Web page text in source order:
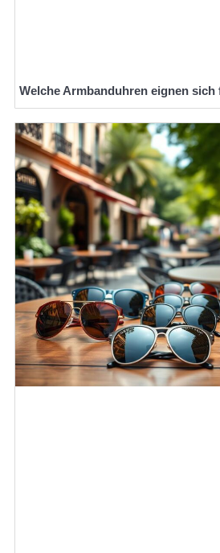
Welche Armbanduhren eignen sich